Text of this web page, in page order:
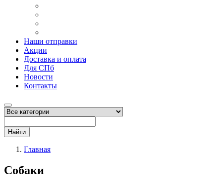
Наши отправки
Акции
Доставка и оплата
Для СПб
Новости
Контакты
Найти
Главная
Собаки